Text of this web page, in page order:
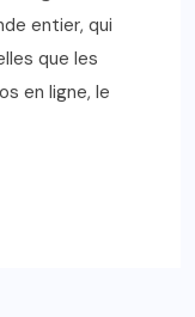
entier, qui
que les
en ligne, le